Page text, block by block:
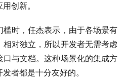
创新。
时，任杰表示，由于各场景有
对独立，所以开发者无需考虑
与文档。这种场景化的集成方
者都是十分友好的。